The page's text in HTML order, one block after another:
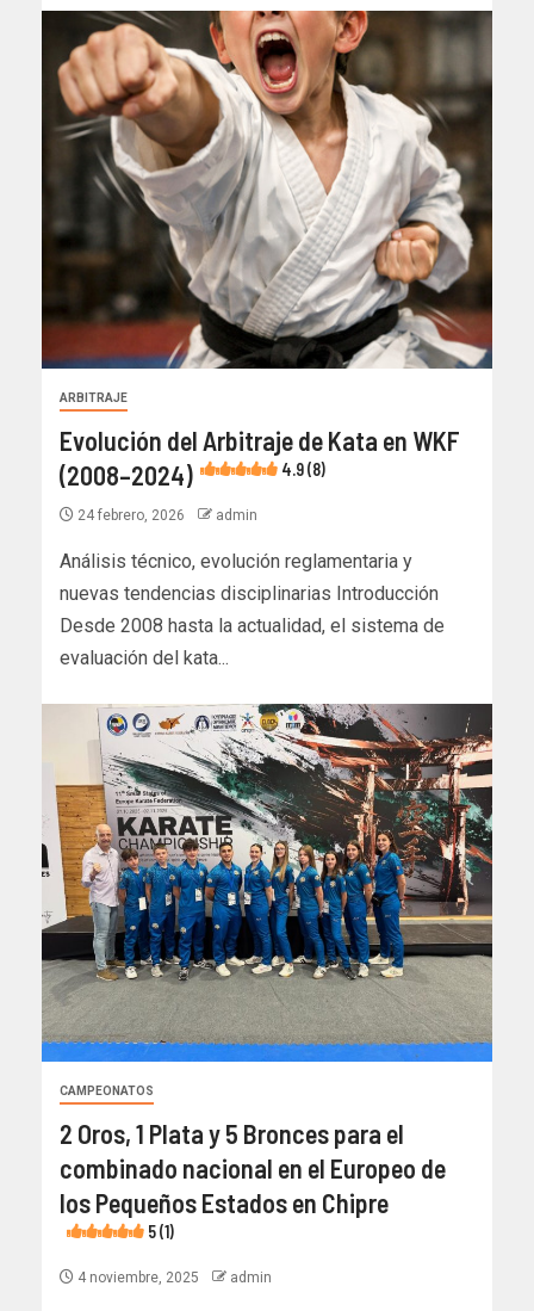
ARBITRAJE
Evolución del Arbitraje de Kata en WKF
(2008–2024)
4.9 (8)
24 febrero, 2026 admin
Análisis técnico, evolución reglamentaria y
nuevas tendencias disciplinarias Introducción
Desde 2008 hasta la actualidad, el sistema de
evaluación del kata...
CAMPEONATOS
2 Oros, 1 Plata y 5 Bronces para el
combinado nacional en el Europeo de
los Pequeños Estados en Chipre
5 (1)
4 noviembre, 2025 admin